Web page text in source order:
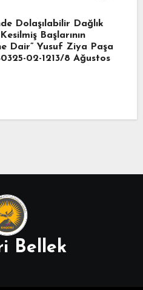
Dolaşılabilir Dağlık
Başlarının
Dair” Yusuf Ziya Paşa
02-1213/8 Ağustos
Bellek